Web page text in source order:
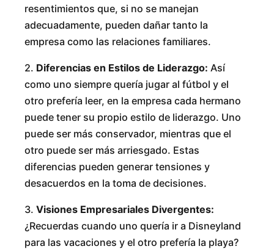
resentimientos que, si no se manejan
adecuadamente, pueden dañar tanto la
empresa como las relaciones familiares.
2. Diferencias en Estilos de Liderazgo: Así
como uno siempre quería jugar al fútbol y el
otro prefería leer, en la empresa cada hermano
puede tener su propio estilo de liderazgo. Uno
puede ser más conservador, mientras que el
otro puede ser más arriesgado. Estas
diferencias pueden generar tensiones y
desacuerdos en la toma de decisiones.
3. Visiones Empresariales Divergentes:
¿Recuerdas cuando uno quería ir a Disneyland
para las vacaciones y el otro prefería la playa?